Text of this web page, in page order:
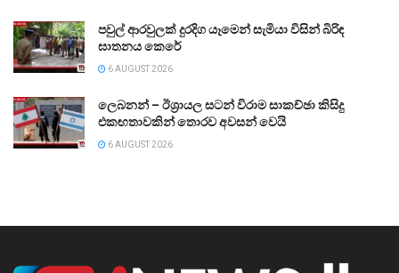
පවුල් ආරවුලක් දුරදිග යෑමෙන් සැමියා විසින් බිරිඳ
ඝාතනය කෙරේ
6 AUGUST 2026
ලෙබනන් – ඊශ්‍රායල සටන් විරාම සාකච්ඡා කිසිදු
එකඟතාවකින් තොරව අවසන් වෙයි
6 AUGUST 2026